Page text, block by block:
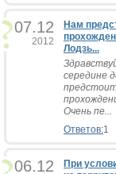
07.12
2012
Нам
Лодзь...
середине
Очень пе...
Ответов:1
06.12
При